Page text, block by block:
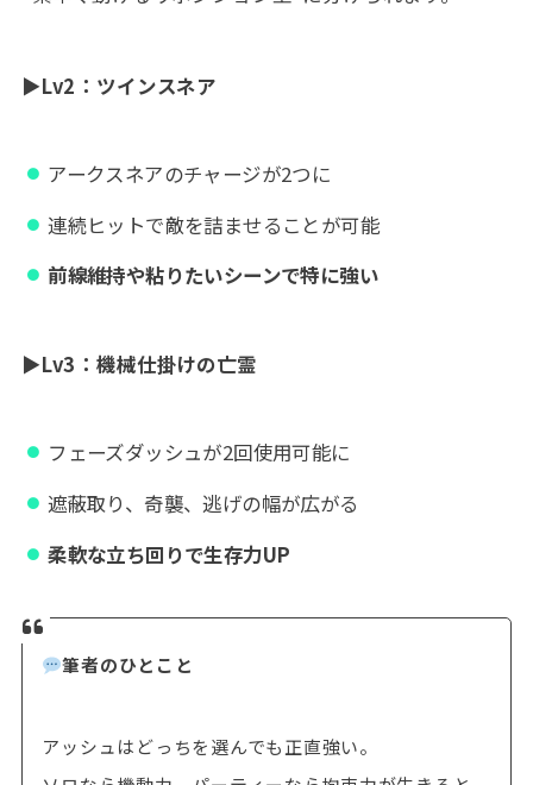
▶Lv2：ツインスネア
アークスネアのチャージが2つに
連続ヒットで敵を詰ませることが可能
前線維持や粘りたいシーンで特に強い
▶Lv3：機械仕掛けの亡霊
フェーズダッシュが2回使用可能に
遮蔽取り、奇襲、逃げの幅が広がる
柔軟な立ち回りで生存力UP
筆者のひとこと
アッシュはどっちを選んでも正直強い。